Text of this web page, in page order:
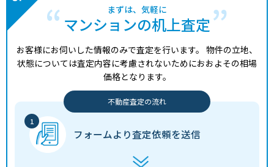
まずは、気軽に
マンションの机上査定
お客様にお伺いした情報のみで査定を行います。 物件の立地、
状態については査定内容に考慮されないためにおおよその相場
価格となります。
不動産査定の流れ
フォームより査定依頼を送信